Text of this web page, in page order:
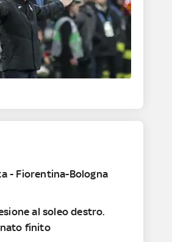
- Fiorentina-Bologna
al soleo destro.
finito